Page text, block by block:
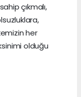
çıkmalı,
her
olduğu